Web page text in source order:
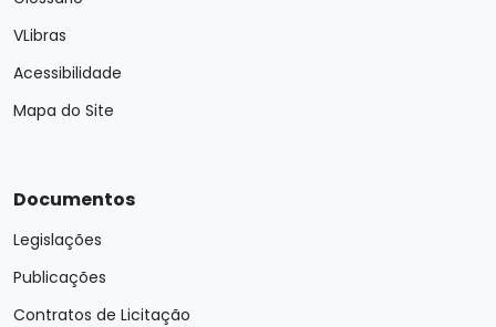
VLibras
Acessibilidade
Mapa do Site
Documentos
Legislações
Publicações
Contratos de Licitação